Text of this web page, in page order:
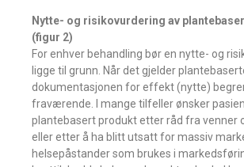
Nytte- og risikovurdering av
(figur 2)
For enhver behandling bør en nytte- og
ligge til grunn. Når det gjelder
dokumentasjonen for effekt (nytte)
fraværende. I mange tilfeller ønsker
plantebasert produkt etter råd fra venner
eller etter å ha blitt utsatt for massiv
helsepåstander som brukes i